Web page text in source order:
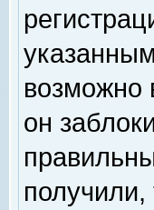
возможно
он